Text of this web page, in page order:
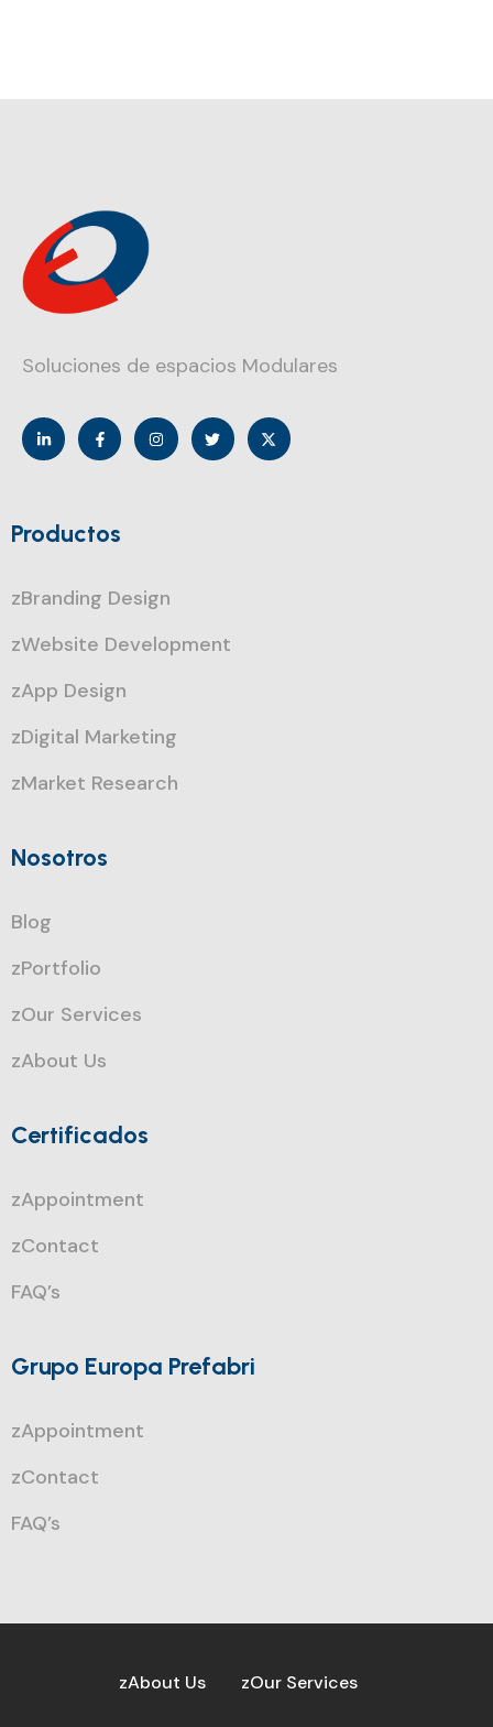
Soluciones de espacios Modulares
Productos
zBranding Design
zWebsite Development
zApp Design
zDigital Marketing
zMarket Research
Nosotros
Blog
zPortfolio
zOur Services
zAbout Us
Certificados
zAppointment
zContact
FAQ’s
Grupo Europa Prefabri
zAppointment
zContact
FAQ’s
zAbout Us zOur Services